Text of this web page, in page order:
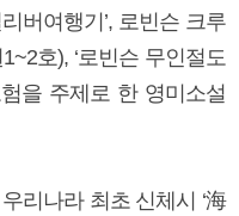
버여행기’, 로빈슨 크루
호), ‘로빈슨 무인절도
을 주제로 한 영미소설
리나라 최초 신체시 ‘海